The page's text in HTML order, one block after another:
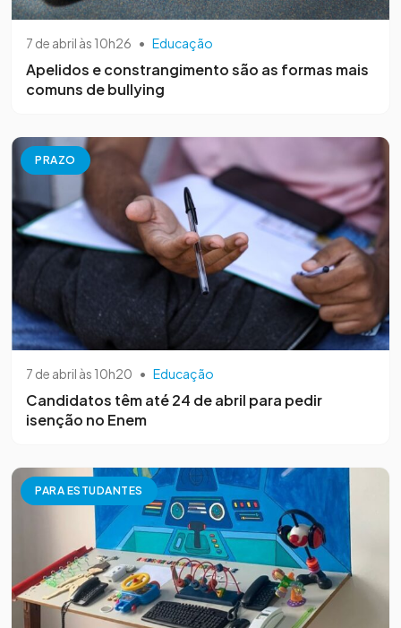
7 de abril às 10h26 • Educação
Apelidos e constrangimento são as formas mais
comuns de bullying
PRAZO
7 de abril às 10h20 • Educação
Candidatos têm até 24 de abril para pedir
isenção no Enem
PARA ESTUDANTES